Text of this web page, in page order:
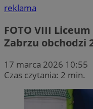
reklama
FOTO VIII Liceum
Zabrzu obchodzi
17 marca 2026 10:55
Czas czytania: 2 min.